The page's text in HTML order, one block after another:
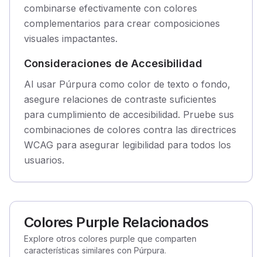
combinarse efectivamente con colores
complementarios para crear composiciones
visuales impactantes.
Consideraciones de Accesibilidad
Al usar Púrpura como color de texto o fondo,
asegure relaciones de contraste suficientes
para cumplimiento de accesibilidad. Pruebe sus
combinaciones de colores contra las directrices
WCAG para asegurar legibilidad para todos los
usuarios.
Colores Purple Relacionados
Explore otros colores purple que comparten
características similares con Púrpura.